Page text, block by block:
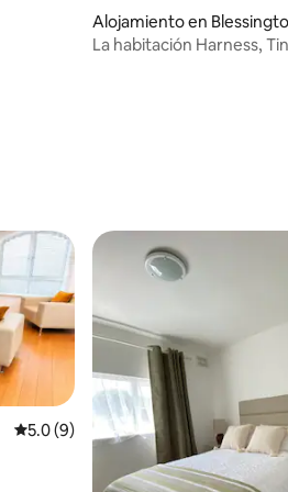
Alojamiento en
La habitación Harness,
Calificación promedio: 5.0 de 5, 9
5.0 (9)